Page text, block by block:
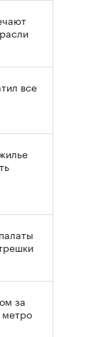
все
за
метро